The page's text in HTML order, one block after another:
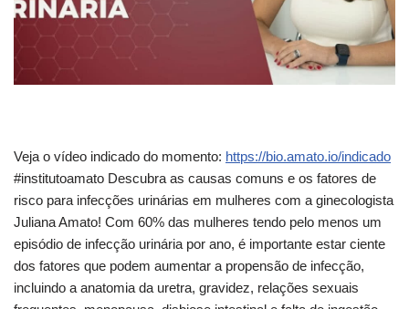
Veja o vídeo indicado do momento: https://bio.amato.io/indicado
#institutoamato Descubra as causas comuns e os fatores de
risco para infecções urinárias em mulheres com a ginecologista
Juliana Amato! Com 60% das mulheres tendo pelo menos um
episódio de infecção urinária por ano, é importante estar ciente
dos fatores que podem aumentar a propensão de infecção,
incluindo a anatomia da uretra, gravidez, relações sexuais